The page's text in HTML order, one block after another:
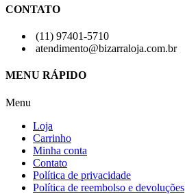
CONTATO
(11) 97401-5710
atendimento@bizarraloja.com.br
MENU RÁPIDO
Menu
Loja
Carrinho
Minha conta
Contato
Política de privacidade
Política de reembolso e devoluções